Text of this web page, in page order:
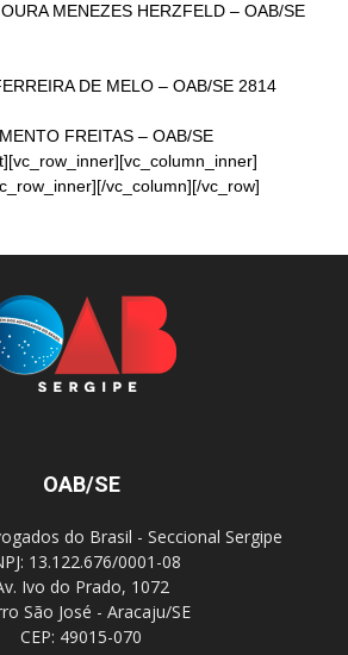
MENEZES HERZFELD – OAB/SE
DE MELO – OAB/SE 2814
FREITAS – OAB/SE
vc_column][/vc_row]
OAB/SE
do Brasil - Seccional Sergipe
13.122.676/0001-08
Ivo do Prado, 1072
São José - Aracaju/SE
CEP: 49015-070